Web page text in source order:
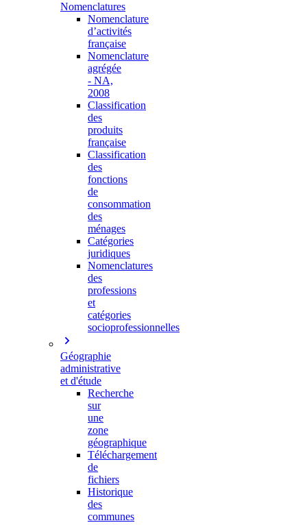
Nomenclatures
Nomenclature
d’activités
française
Nomenclature
agrégée
- NA,
2008
Classification
des
produits
française
Classification
des
fonctions
de
consommation
des
ménages
Catégories
juridiques
Nomenclatures
des
professions
et
catégories
socioprofessionnelles
Géographie
administrative
et d'étude
Recherche
sur
une
zone
géographique
Téléchargement
de
fichiers
Historique
des
communes